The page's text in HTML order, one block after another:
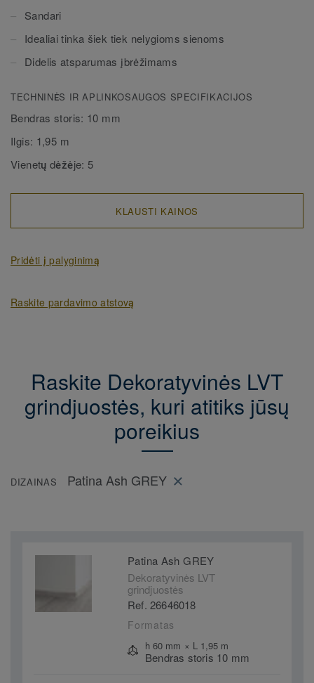
Sandari
Idealiai tinka šiek tiek nelygioms sienoms
Didelis atsparumas įbrėžimams
TECHNINĖS IR APLINKOSAUGOS SPECIFIKACIJOS
Bendras storis: 10 mm
Ilgis: 1,95 m
Vienetų dėžėje:5
KLAUSTI KAINOS
Pridėti į palyginimą
Raskite pardavimo atstovą
Raskite Dekoratyvinės LVT
grindjuostės, kuri atitiks jūsų
poreikius
DIZAINAS Patina Ash GREY
Patina Ash GREY
Dekoratyvinės LVT
grindjuostės
Ref. 26646018
Formatas
h 60 mm × L 1,95 m
Bendras storis 10 mm